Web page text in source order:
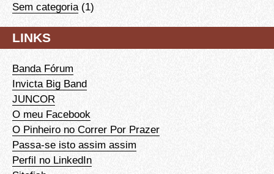
Sem categoria(1)
LINKS
Banda Fórum
Invicta Big Band
JUNCOR
O meu Facebook
O Pinheiro no Correr Por Prazer
Passa-se isto assim assim
Perfil no LinkedIn